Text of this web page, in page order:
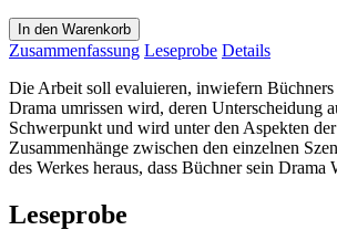
In den Warenkorb
Zusammenfassung Leseprobe Details
Die Arbeit soll evaluieren, inwiefern
Drama umrissen wird, deren Unterscheidung
Schwerpunkt und wird unter den Aspekten
Zusammenhänge zwischen den einzelnen
des Werkes heraus, dass Büchner sein
Leseprobe